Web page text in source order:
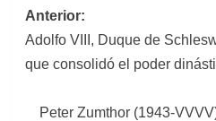
Navegación
de
entradas
Anterior:
Adolfo VIII, Duque de
que consolidó el poder
Peter Zumthor (1943-